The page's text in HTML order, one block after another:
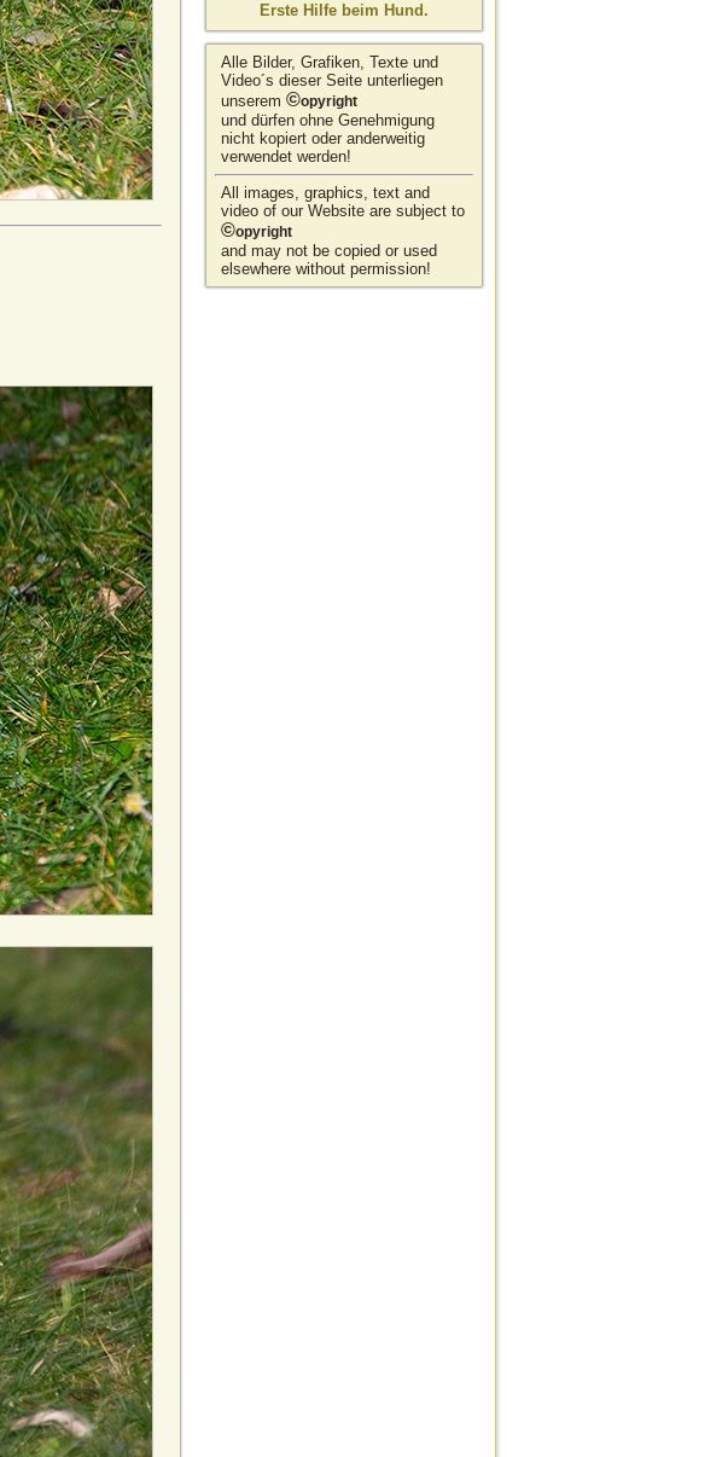
Erste Hilfe beim Hund.
Alle Bilder, Grafiken, Texte und
Video´s dieser Seite unterliegen
unserem ©opyright
und dürfen ohne Genehmigung
nicht kopiert oder anderweitig
verwendet werden!
All images, graphics, text and
video of our Website are subject to
©opyright
and may not be copied or used
elsewhere without permission!